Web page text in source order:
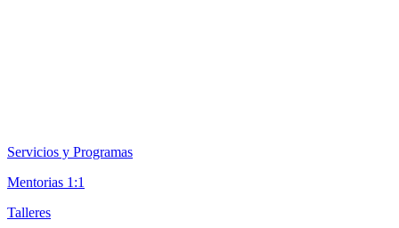
Servicios y Programas
Mentorias 1:1
Talleres